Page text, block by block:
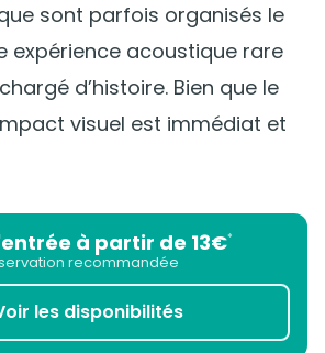
sont parfois organisés le
expérience acoustique rare
d’histoire. Bien que le
visuel est immédiat et
à partir de 13€*
recommandée
les disponibilités